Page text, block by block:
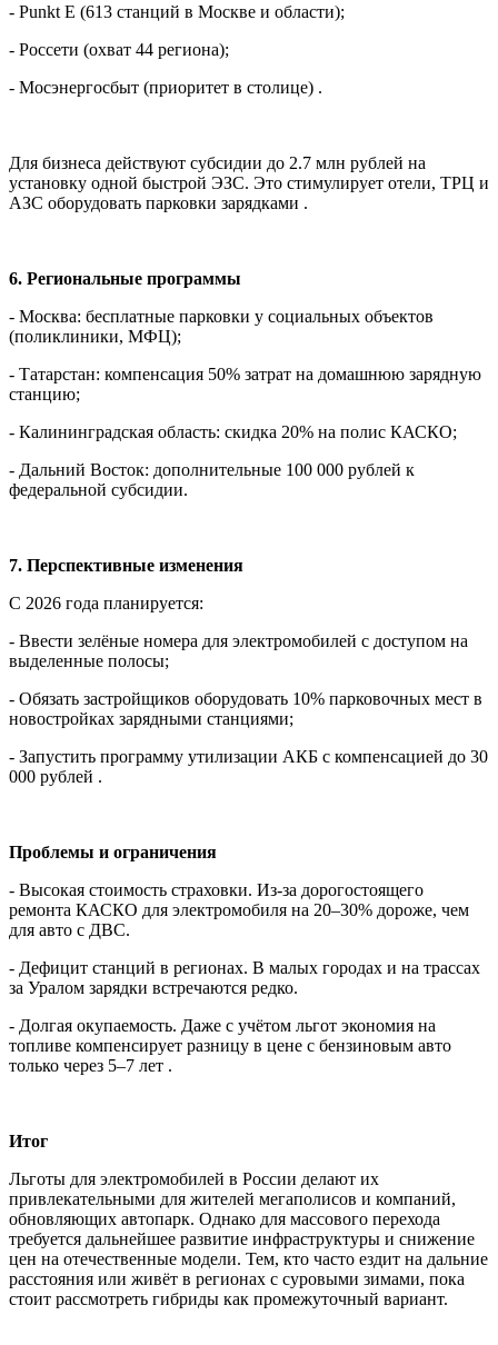
- Punkt E (613 станций в Москве и области);
- Россети (охват 44 региона);
- Мосэнергосбыт (приоритет в столице) .
Для бизнеса действуют субсидии до 2.7 млн рублей на
установку одной быстрой ЭЗС. Это стимулирует отели, ТРЦ и
АЗС оборудовать парковки зарядками .
6. Региональные программы
- Москва: бесплатные парковки у социальных объектов
(поликлиники, МФЦ);
- Татарстан: компенсация 50% затрат на домашнюю зарядную
станцию;
- Калининградская область: скидка 20% на полис КАСКО;
- Дальний Восток: дополнительные 100 000 рублей к
федеральной субсидии.
7. Перспективные изменения
С 2026 года планируется:
- Ввести зелёные номера для электромобилей с доступом на
выделенные полосы;
- Обязать застройщиков оборудовать 10% парковочных мест в
новостройках зарядными станциями;
- Запустить программу утилизации АКБ с компенсацией до 30
000 рублей .
Проблемы и ограничения
- Высокая стоимость страховки. Из-за дорогостоящего
ремонта КАСКО для электромобиля на 20–30% дороже, чем
для авто с ДВС.
- Дефицит станций в регионах. В малых городах и на трассах
за Уралом зарядки встречаются редко.
- Долгая окупаемость. Даже с учётом льгот экономия на
топливе компенсирует разницу в цене с бензиновым авто
только через 5–7 лет .
Итог
Льготы для электромобилей в России делают их
привлекательными для жителей мегаполисов и компаний,
обновляющих автопарк. Однако для массового перехода
требуется дальнейшее развитие инфраструктуры и снижение
цен на отечественные модели. Тем, кто часто ездит на дальние
расстояния или живёт в регионах с суровыми зимами, пока
стоит рассмотреть гибриды как промежуточный вариант.